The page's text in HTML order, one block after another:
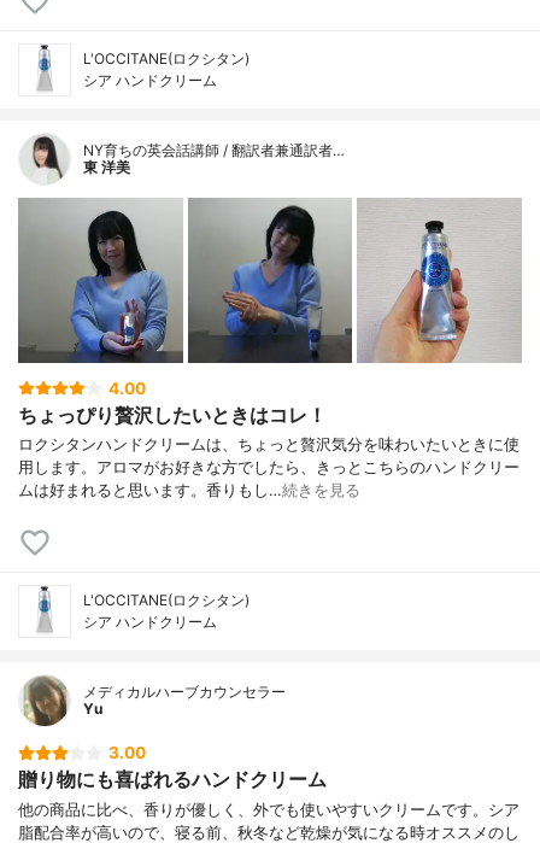
L'OCCITANE(ロクシタン)
シア ハンドクリーム
NY育ちの英会話講師 / 翻訳者兼通訳者…
東 洋美
4.00
ちょっぴり贅沢したいときはコレ！
ロクシタンハンドクリームは、ちょっと贅沢気分を味わいたいときに使
用します。アロマがお好きな方でしたら、きっとこちらのハンドクリー
ムは好まれると思います。香りもし…続きを見る
L'OCCITANE(ロクシタン)
シア ハンドクリーム
メディカルハーブカウンセラー
Yu
3.00
贈り物にも喜ばれるハンドクリーム
他の商品に比べ、香りが優しく、外でも使いやすいクリームです。シア
脂配合率が高いので、寝る前、秋冬など乾燥が気になる時オススメのし